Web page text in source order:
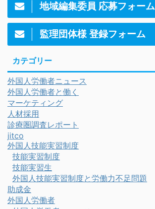
地域編集委員 応募フォーム
監理団体様 登録フォーム
カテゴリー
外国人労働者ニュース
外国人労働者と働く
マーケティング
人材採用
診療圏調査レポート
jitco
外国人技能実習制度
技能実習制度
技能実習生
外国人技能実習制度と労働力不足問題
助成金
外国人労働者